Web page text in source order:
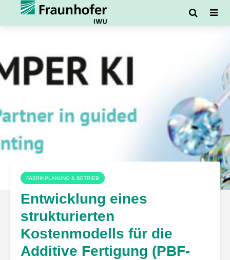
FABRIKPLANUNG & BETRIEB
Entwicklung eines
strukturierten
Kostenmodells für die
Additive Fertigung (PBF-